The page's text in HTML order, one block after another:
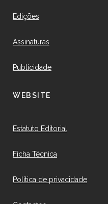
Edições
Assinaturas
Publicidade
WEBSITE
Estatuto Editorial
Ficha Técnica
Política de privacidade